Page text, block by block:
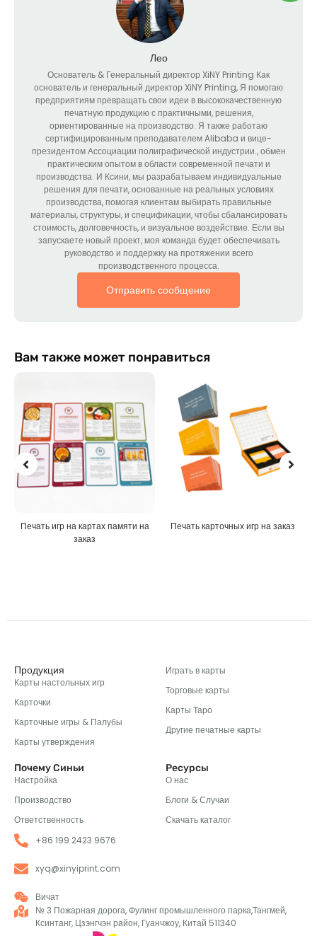
Лео
Основатель & Генеральный директор XiNY Printing Как
основатель и генеральный директор XiNY Printing, Я помогаю
предприятиям превращать свои идеи в высококачественную
печатную продукцию с практичными, решения,
ориентированные на производство. Я также работаю
сертифицированным преподавателем Alibaba и вице-
президентом Ассоциации полиграфической индустрии., обмен
практическим опытом в области современной печати и
производства. И Ксини, мы разрабатываем индивидуальные
решения для печати, основанные на реальных условиях
производства, помогая клиентам выбирать правильные
материалы, структуры, и спецификации, чтобы сбалансировать
стоимость, долговечность, и визуальное воздействие. Если вы
запускаете новый проект, моя команда будет обеспечивать
руководство и поддержку на протяжении всего
производственного процесса.
Отправить сообщение
Вам также может понравиться
Печать игр на картах памяти на
заказ
Печать карточных игр на заказ
Продукция
Карты настольных игр
Карточки
Карточные игры & Палубы
Карты утверждения
Играть в карты
Торговые карты
Карты Таро
Другие печатные карты
Почему Синьи
Настройка
Производство
Ответственность
Ресурсы
О нас
Блоги & Случаи
Скачать каталог
+86 199 2423 9676
xyq@xinyiprint.com
Вичат
№ 3 Пожарная дорога, Фулинг промышленного парка,Тангмей,
Ксинтанг, Цзэнгчэн район, Гуанчжоу, Китай 511340